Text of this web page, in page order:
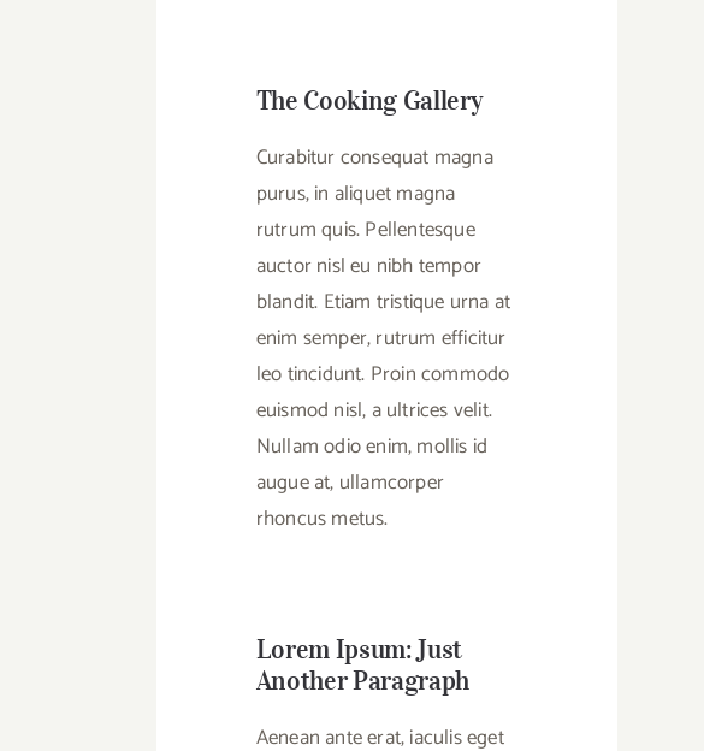
The Cooking Gallery
Curabitur consequat magna
purus, in aliquet magna
rutrum quis. Pellentesque
auctor nisl eu nibh tempor
blandit. Etiam tristique urna at
enim semper, rutrum efficitur
leo tincidunt. Proin commodo
euismod nisl, a ultrices velit.
Nullam odio enim, mollis id
augue at, ullamcorper
rhoncus metus.
Lorem Ipsum: Just
Another Paragraph
Aenean ante erat, iaculis eget